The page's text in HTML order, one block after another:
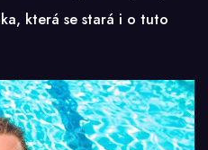
která se stará i o tuto